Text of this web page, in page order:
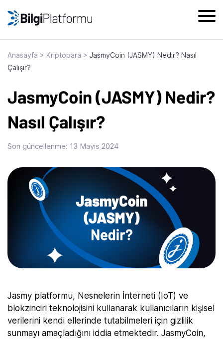
Anasayfa > Kriptopara > JasmyCoin (JASMY) Nedir? Nasıl
Çalışır?
JasmyCoin (JASMY) Nedir?
Nasıl Çalışır?
Son güncellenme: 13 Mayıs 2024
Jasmy platformu, Nesnelerin İnterneti (IoT) ve
blokzinciri teknolojisini kullanarak kullanıcıların kişisel
verilerini kendi ellerinde tutabilmeleri için gizlilik
sunmayı amaçladığını iddia etmektedir. JasmyCoin,